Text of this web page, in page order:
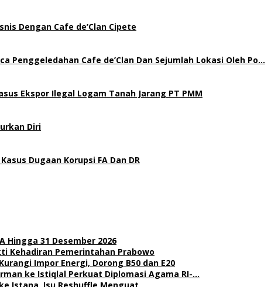
Dengan Cafe de’Clan Cipete
Penggeledahan Cafe de’Clan Dan Sejumlah Lokasi Oleh Po…
Ekspor Ilegal Logam Tanah Jarang PT PMM
Diri
Dugaan Korupsi FA Dan DR
Hingga 31 Desember 2026
Kehadiran Pemerintahan Prabowo
Impor Energi, Dorong B50 dan E20
ke Istiqlal Perkuat Diplomasi Agama RI-…